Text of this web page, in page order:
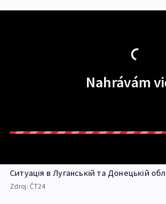
Nahrávám
Ситуація в Луганській та Донецькій
Zdroj: ČT24